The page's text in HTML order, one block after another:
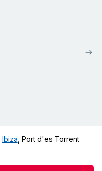
Ibiza Port d'es Torrent